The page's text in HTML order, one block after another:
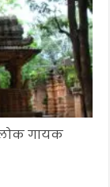
लोक गायक